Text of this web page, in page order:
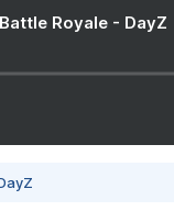
Royale - DayZ